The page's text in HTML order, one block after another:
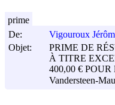
De:
Vigouroux
Objet:
PRIME DE
À TITRE
400,00 €
Vandersteen-
prime